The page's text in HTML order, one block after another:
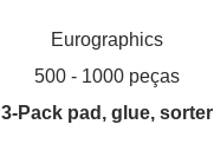
Eurographics
500 - 1000 peças
3-Pack pad, glue, sorter